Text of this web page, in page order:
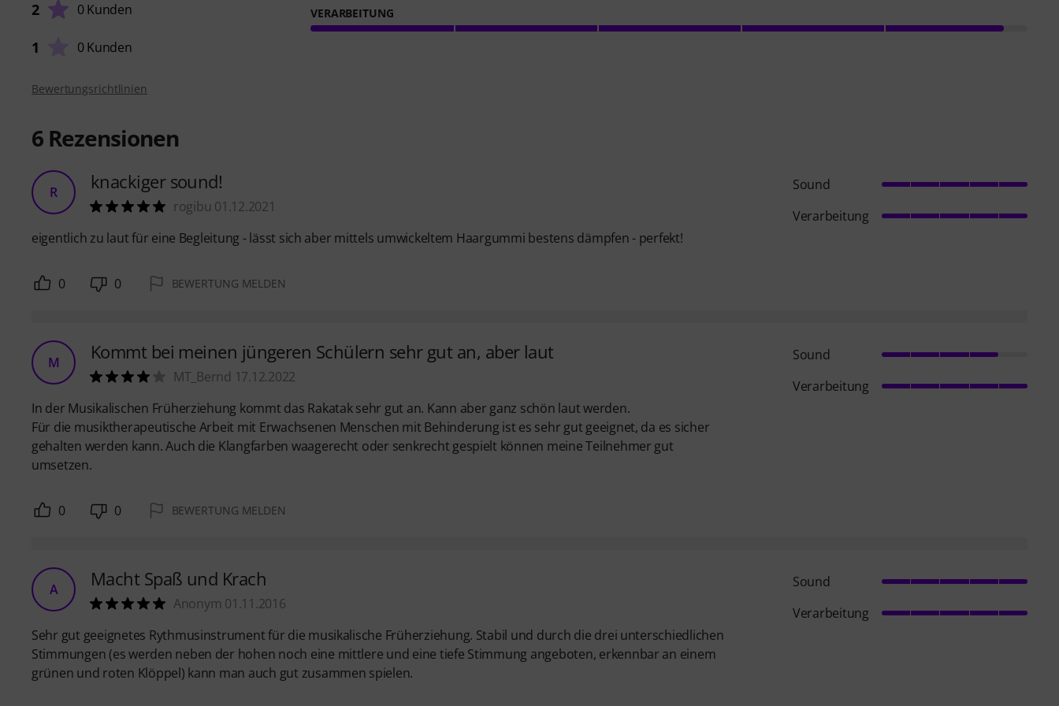
2 0 Kunden
1 0 Kunden
VERARBEITUNG
Bewertungsrichtlinien
6 Rezensionen
R knackiger sound!
rogibu 01.12.2021
eigentlich zu laut für eine Begleitung - lässt sich aber mittels umwickeltem Haargummi bestens dämpfen - perfekt!
Sound
Verarbeitung
0 0 BEWERTUNG MELDEN
M Kommt bei meinen jüngeren Schülern sehr gut an, aber laut
MT_Bernd 17.12.2022
In der Musikalischen Früherziehung kommt das Rakatak sehr gut an. Kann aber ganz schön laut werden.
Für die musiktherapeutische Arbeit mit Erwachsenen Menschen mit Behinderung ist es sehr gut geeignet, da es sicher
gehalten werden kann. Auch die Klangfarben waagerecht oder senkrecht gespielt können meine Teilnehmer gut
umsetzen.
Sound
Verarbeitung
0 0 BEWERTUNG MELDEN
A Macht Spaß und Krach
Anonym 01.11.2016
Sehr gut geeignetes Rythmusinstrument für die musikalische Früherziehung. Stabil und durch die drei unterschiedlichen
Stimmungen (es werden neben der hohen noch eine mittlere und eine tiefe Stimmung angeboten, erkennbar an einem
grünen und roten Klöppel) kann man auch gut zusammen spielen.
Sound
Verarbeitung